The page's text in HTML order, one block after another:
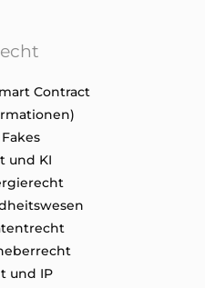
Contract
und KI
und IP